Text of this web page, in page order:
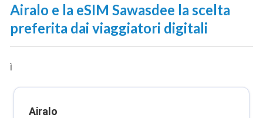
Airalo e la eSIM Sawasdee la scelta
preferita dai viaggiatori digitali
ì
Airalo